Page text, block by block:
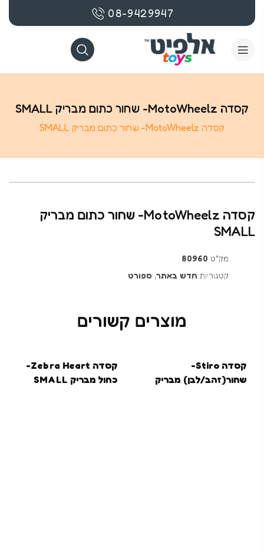
08-9429947
קסדה MotoWheelz- שחור כתום מבריק SMALL
קסדה MotoWheelz- שחור כתום מבריק SMALL
קסדה MotoWheelz- שחור כתום מבריק
SMALL
מק"ט 80960
קטגוריות:חדש באתר, ספורט
מוצרים קשורים
קסדה Stiro-
שחור(זהב/לבן) מבריק
בקרוב
קסדה Zebra Heart-
כחול מבריק SMALL